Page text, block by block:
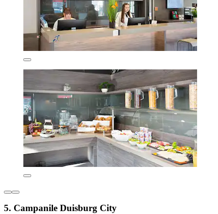
5. Campanile Duisburg City